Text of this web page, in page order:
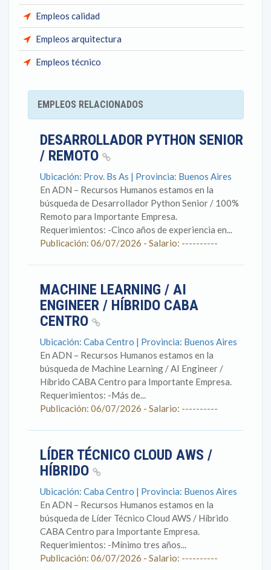
Empleos calidad
Empleos arquitectura
Empleos técnico
EMPLEOS RELACIONADOS
DESARROLLADOR PYTHON SENIOR
/ REMOTO
Ubicación: Prov. Bs As | Provincia: Buenos Aires
En ADN – Recursos Humanos estamos en la
búsqueda de Desarrollador Python Senior / 100%
Remoto para Importante Empresa.
Requerimientos: -Cinco años de experiencia en...
Publicación: 06/07/2026 - Salario: ----------
MACHINE LEARNING / AI
ENGINEER / HÍBRIDO CABA
CENTRO
Ubicación: Caba Centro | Provincia: Buenos Aires
En ADN – Recursos Humanos estamos en la
búsqueda de Machine Learning / AI Engineer /
Híbrido CABA Centro para Importante Empresa.
Requerimientos: -Más de...
Publicación: 06/07/2026 - Salario: ----------
LÍDER TÉCNICO CLOUD AWS /
HÍBRIDO
Ubicación: Caba Centro | Provincia: Buenos Aires
En ADN – Recursos Humanos estamos en la
búsqueda de Líder Técnico Cloud AWS / Híbrido
CABA Centro para Importante Empresa.
Requerimientos: -Mínimo tres años...
Publicación: 06/07/2026 - Salario: ----------